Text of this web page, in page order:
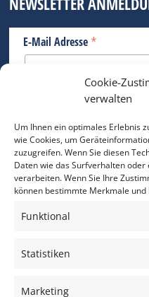
Cookie-
verwalten
Um Ihnen ein optimales Erlebnis
wie Cookies, um
zuzugreifen. Wenn Sie diesen
Daten wie das Surfverhalten
verarbeiten. Wenn Sie Ihre
können bestimmte Merkmale
Funktional
Statistiken
Marketing
E-Mail Adresse *
Bitte geben Sie Ihre E-Mail Adresse ein.